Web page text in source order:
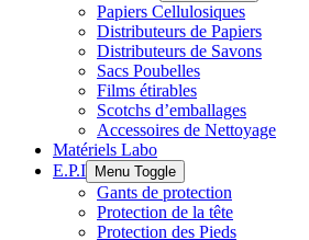
Papiers Cellulosiques
Distributeurs de Papiers
Distributeurs de Savons
Sacs Poubelles
Films étirables
Scotchs d’emballages
Accessoires de Nettoyage
Matériels Labo
E.P.I
Menu Toggle
Gants de protection
Protection de la tête
Protection des Pieds